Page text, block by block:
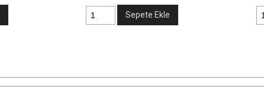
Sepete Ekle